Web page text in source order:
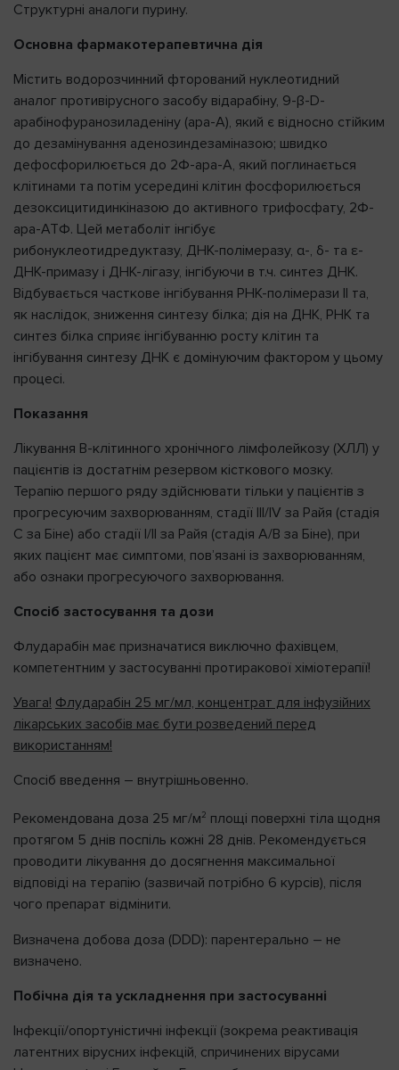
Структурні аналоги пурину.
Основна фармакотерапевтична дія
Містить водорозчинний фторований нуклеотидний
аналог противірусного засобу відарабіну, 9-β-D-
арабінофуранозиладеніну (ара-А), який є відносно стійким
до дезамінування аденозиндезаміназою; швидко
дефосфорилюється до 2Ф-ара-А, який поглинається
клітинами та потім усередині клітин фосфорилюється
дезоксицитидинкіназою до активного трифосфату, 2Ф-
ара-АТФ. Цей метаболіт інгібує
рибонуклеотидредуктазу, ДНК-полімеразу, α-, δ- та ε-
ДНК-примазу і ДНК-лігазу, інгібуючи в т.ч. синтез ДНК.
Відбувається часткове інгібування РНК-полімерази ІІ та,
як наслідок, зниження синтезу білка; дія на ДНК, РНК та
синтез білка сприяє інгібуванню росту клітин та
інгібування синтезу ДНК є домінуючим фактором у цьому
процесі.
Показання
Лікування В-клітинного хронічного лімфолейкозу (ХЛЛ) у
пацієнтів із достатнім резервом кісткового мозку.
Терапію першого ряду здійснювати тільки у пацієнтів з
прогресуючим захворюванням, стадії III/IV за Райя (стадія
С за Біне) або стадії І/ІІ за Райя (стадія А/В за Біне), при
яких пацієнт має симптоми, пов’язані із захворюванням,
або ознаки прогресуючого захворювання.
Спосіб застосування та дози
Флударабін має призначатися виключно фахівцем,
компетентним у застосуванні протиракової хіміотерапії!
Увага! Флударабін 25 мг/мл, концентрат для інфузійних
лікарських засобів має бути розведений перед
використанням!
Спосіб введення – внутрішньовенно.
Рекомендована доза 25 мг/м2 площі поверхні тіла щодня
протягом 5 днів поспіль кожні 28 днів. Рекомендується
проводити лікування до досягнення максимальної
відповіді на терапію (зазвичай потрібно 6 курсів), після
чого препарат відмінити.
Визначена добова доза (DDD): парентерально – не
визначено.
Побічна дія та ускладнення при застосуванні
Інфекції/опортуністичні інфекції (зокрема реактивація
латентних вірусних інфекцій, спричинених вірусами